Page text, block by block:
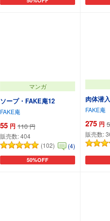
カートに追加
マンガ
ソープ・FAKE庵12
FAKE庵
55 円 110 円
販売数:404
(102)
(4)
50%OFF
カートに追加
肉体潜
FAKE庵
275 円
販売数: